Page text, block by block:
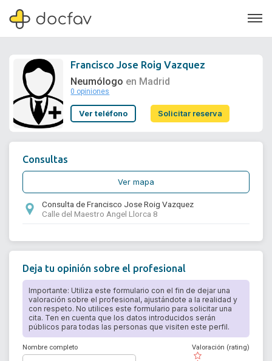
Soporte
Francisco Jose Roig Vazquez
Neumólogo en Madrid
0 opiniones
Ver teléfono Solicitar reserva
Consultas
Ver mapa
Consulta de Francisco Jose Roig Vazquez
Calle del Maestro Angel Llorca 8
Deja tu opinión sobre el profesional
Importante: Utiliza este formulario con el fin de dejar una
valoración sobre el profesional, ajustándote a la realidad y
con respeto. No utilices este formulario para solicitar una
cita. Ten en cuenta que los datos introducidos serán
públicos para todas las personas que visiten este perfil.
Nombre completo
( )
Valoración (rating)